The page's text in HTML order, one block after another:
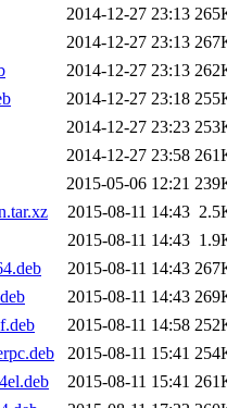
2014-12-27 23:13
2014-12-27 23:13
2014-12-27 23:13
2014-12-27 23:18
2014-12-27 23:23
2014-12-27 23:58
2015-05-06 12:21
2015-08-11 14:43
2015-08-11 14:43
2015-08-11 14:43
2015-08-11 14:43
2015-08-11 14:58
2015-08-11 15:41
2015-08-11 15:41